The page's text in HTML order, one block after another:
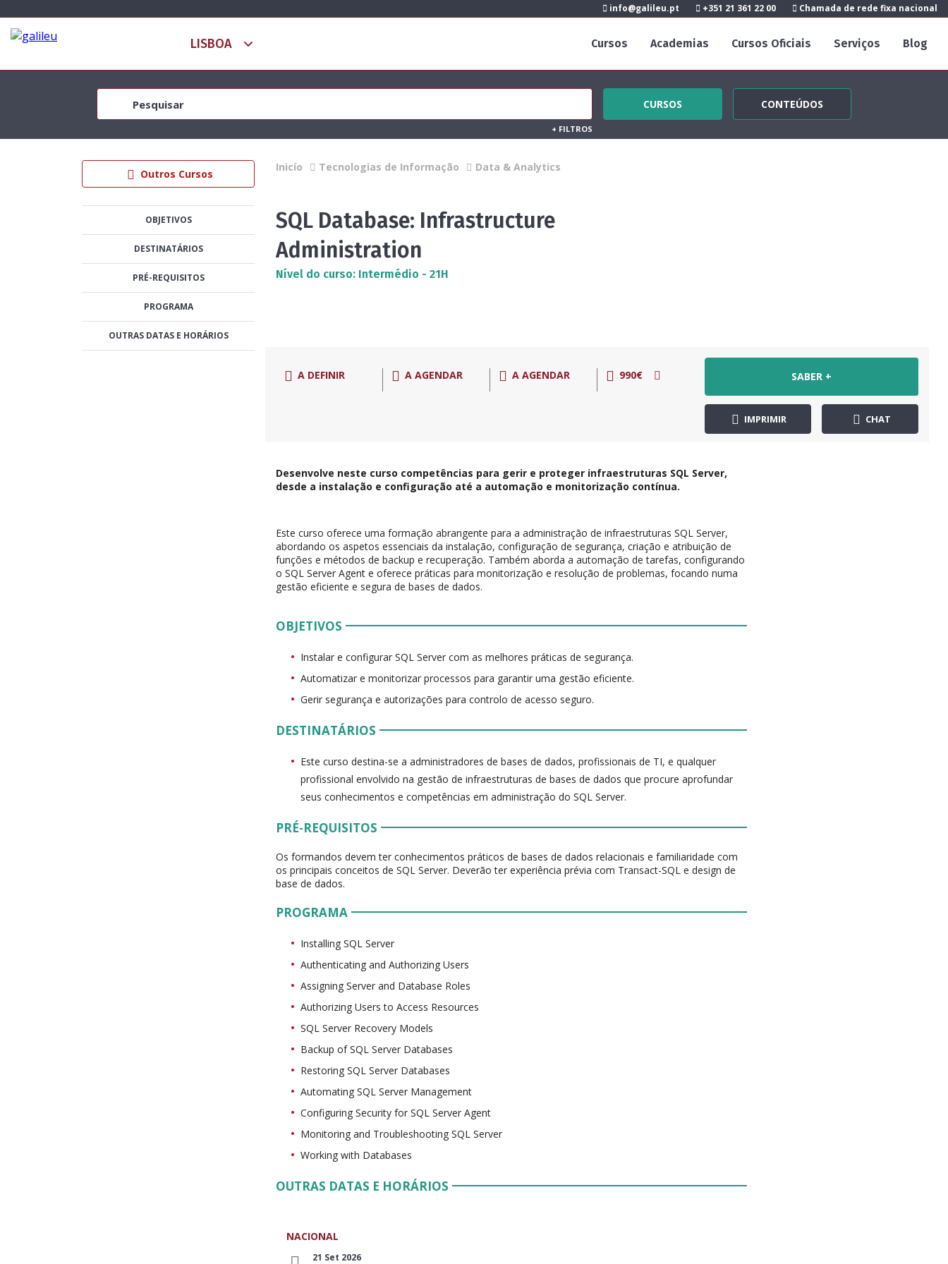
info@galileu.pt +351 21 361 22 00 Chamada de rede fixa nacional
Cursos Academias Cursos Oficiais Serviços Blog
CURSOS CONTEÚDOS
+ FILTROS
Outros Cursos
OBJETIVOS
DESTINATÁRIOS
PRÉ-REQUISITOS
PROGRAMA
OUTRAS DATAS E HORÁRIOS
Inicío Tecnologias de Informação Data & Analytics
SQL Database: Infrastructure
Administration
Nível do curso: Intermédio - 21H
A DEFINIR A AGENDAR A AGENDAR 990€ SABER +
IMPRIMIR CHAT
Desenvolve neste curso competências para gerir e proteger infraestruturas SQL Server,
desde a instalação e configuração até a automação e monitorização contínua.
Este curso oferece uma formação abrangente para a administração de infraestruturas SQL Server,
abordando os aspetos essenciais da instalação, configuração de segurança, criação e atribuição de
funções e métodos de backup e recuperação. Também aborda a automação de tarefas, configurando
o SQL Server Agent e oferece práticas para monitorização e resolução de problemas, focando numa
gestão eficiente e segura de bases de dados.
OBJETIVOS
Instalar e configurar SQL Server com as melhores práticas de segurança.
Automatizar e monitorizar processos para garantir uma gestão eficiente.
Gerir segurança e autorizações para controlo de acesso seguro.
DESTINATÁRIOS
Este curso destina-se a administradores de bases de dados, profissionais de TI, e qualquer
profissional envolvido na gestão de infraestruturas de bases de dados que procure aprofundar
seus conhecimentos e competências em administração do SQL Server.
PRÉ-REQUISITOS
Os formandos devem ter conhecimentos práticos de bases de dados relacionais e familiaridade com
os principais conceitos de SQL Server. Deverão ter experiência prévia com Transact-SQL e design de
base de dados.
PROGRAMA
Installing SQL Server
Authenticating and Authorizing Users
Assigning Server and Database Roles
Authorizing Users to Access Resources
SQL Server Recovery Models
Backup of SQL Server Databases
Restoring SQL Server Databases
Automating SQL Server Management
Configuring Security for SQL Server Agent
Monitoring and Troubleshooting SQL Server
Working with Databases
OUTRAS DATAS E HORÁRIOS
NACIONAL
21 Set 2026